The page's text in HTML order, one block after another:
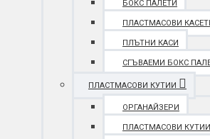
БОКС ПАЛЕТИ
ПЛАСТМАСОВИ
ПЛЪТНИ КАСИ
СГЪВАЕМИ БОКС
ПЛАСТМАСОВИ КУТИИ
ОРГАНАЙЗЕРИ
ПЛАСТМАСОВИ